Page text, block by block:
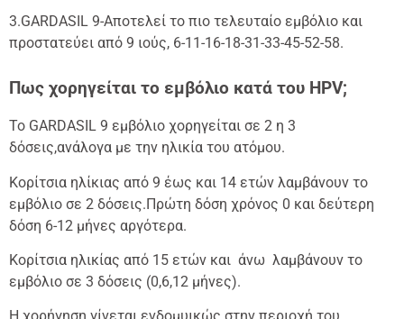
3.GARDASIL 9-Αποτελεί τo πιο τελευταίο εμβόλιο και
προστατεύει από 9 ιούς, 6-11-16-18-31-33-45-52-58.
Πως χορηγείται το εμβόλιο κατά του HPV;
Το GARDASIL 9 εμβόλιο χορηγείται σε 2 η 3
δόσεις,ανάλογα με την ηλικία του ατόμου.
Κορίτσια ηλίκιας από 9 έως και 14 ετών λαμβάνουν το
εμβόλιο σε 2 δόσεις.Πρώτη δόση χρόνος 0 και δεύτερη
δόση 6-12 μήνες αργότερα.
Κορίτσια ηλικίας από 15 ετών και άνω λαμβάνουν το
εμβόλιο σε 3 δόσεις (0,6,12 μήνες).